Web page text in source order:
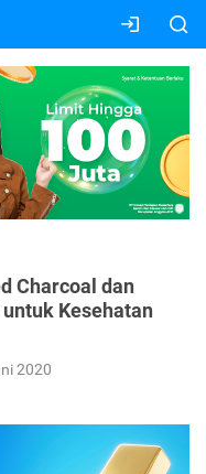
Charcoal dan
Kesehatan
2020